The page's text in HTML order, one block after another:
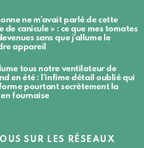
ne m’avait parlé de cette
de canicule » : ce que mes tomates
sans que j’allume le
appareil
tous notre ventilateur de
en été : l’infime détail oublié qui
pourtant secrètement la
fournaise
SUR LES RÉSEAUX